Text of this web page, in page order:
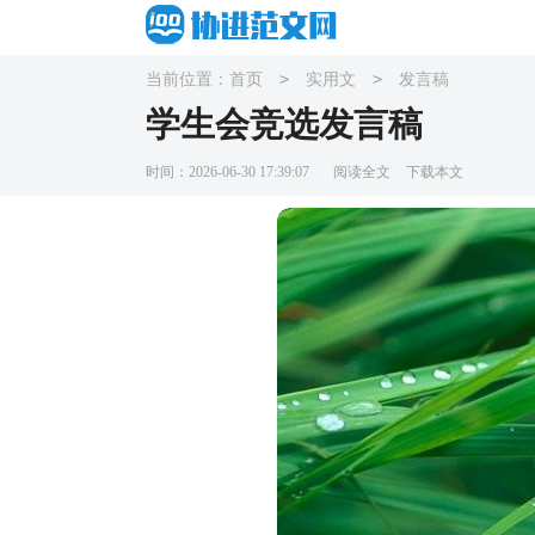
当前位置： 首页 > 实用文 > 发言稿
学生会竞选发言稿
时间：2026-06-30 17:39:07 阅读全文 下载本文